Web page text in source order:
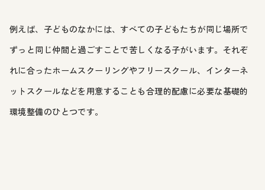
例えば、子どものなかには、すべての子どもたちが同じ場所で
ずっと同じ仲間と過ごすことで苦しくなる子がいます。それぞ
れに合ったホームスクーリングやフリースクール、インターネ
ットスクールなどを用意することも合理的配慮に必要な基礎的
環境整備のひとつです。